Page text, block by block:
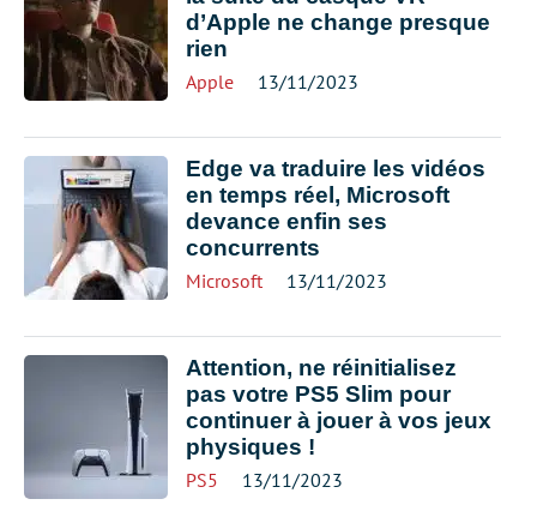
d’Apple ne change presque
rien
Apple 13/11/2023
Edge va traduire les vidéos
en temps réel, Microsoft
devance enfin ses
concurrents
Microsoft 13/11/2023
Attention, ne réinitialisez
pas votre PS5 Slim pour
continuer à jouer à vos jeux
physiques !
PS5 13/11/2023